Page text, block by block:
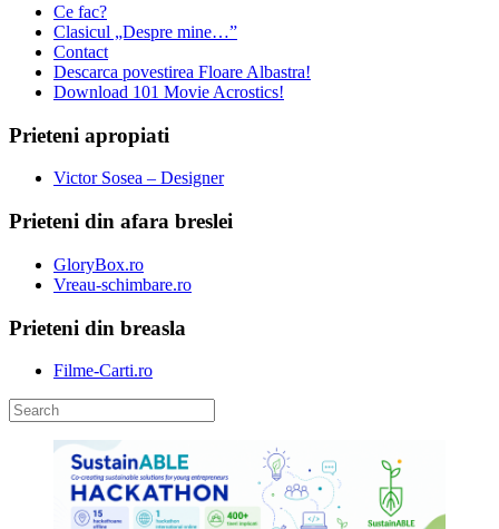
Ce fac?
Clasicul „Despre mine…”
Contact
Descarca povestirea Floare Albastra!
Download 101 Movie Acrostics!
Prieteni apropiati
Victor Sosea – Designer
Prieteni din afara breslei
GloryBox.ro
Vreau-schimbare.ro
Prieteni din breasla
Filme-Carti.ro